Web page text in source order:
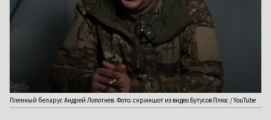
Пленный беларус Андрей Лопотнев. Фото: скриншот из видео Бутусов Плюс / YouTube